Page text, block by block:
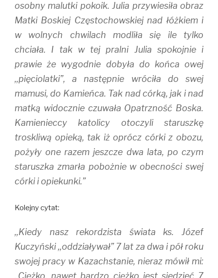
osobny malutki pokoik. Julia przywiesiła obraz
Matki Boskiej Częstochowskiej nad łóżkiem i
w wolnych chwilach modliła się ile tylko
chciała. I tak w tej pralni Julia spokojnie i
prawie że wygodnie dobyła do końca owej
,,pięciolatki”, a następnie wróciła do swej
mamusi, do Kamieńca. Tak nad córką, jak i nad
matką widocznie czuwała Opatrzność Boska.
Kamienieccy katolicy otoczyli staruszkę
troskliwą opieką, tak iż oprócz córki z obozu,
pożyły one razem jeszcze dwa lata, po czym
staruszka zmarła pobożnie w obecności swej
córki i opiekunki.”
Kolejny cytat:
,,Kiedy nasz rekordzista świata ks. Józef
Kuczyński ,,oddziaływał” 7 lat za dwa i pół roku
swojej pracy w Kazachstanie, nieraz mówił mi:
,,Ciężko, nawet bardzo ciężko jest siedzieć 7